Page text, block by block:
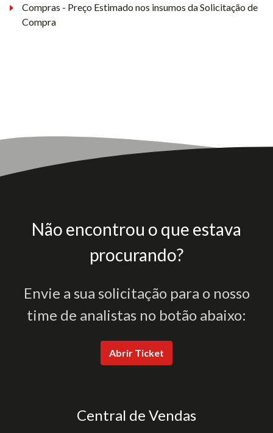
Compras - Preço Estimado nos insumos da Solicitação de
Compra
Não encontrou o que estava
procurando?
Envie a sua solicitação para o nosso
time de analistas no botão abaixo:
Abrir Ticket
Central de Vendas